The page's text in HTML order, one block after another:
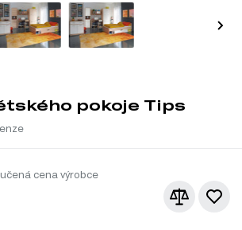
pokoje Tips
cena výrobce